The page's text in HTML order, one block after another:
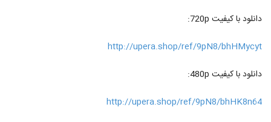
دانلود با کیفیت 720p:
http://upera.shop/ref/9pN8/bhHMycyt
دانلود با کیفیت 480p:
http://upera.shop/ref/9pN8/bhHK8n64